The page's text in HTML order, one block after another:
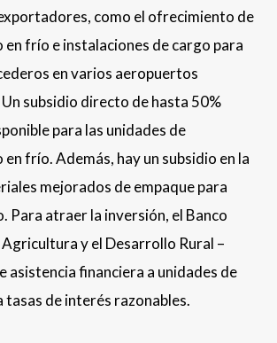
como el ofrecimiento de
en frío e instalaciones de cargo para
en varios aeropuertos
subsidio directo de hasta 50%
para las unidades de
frío. Además, hay un subsidio en la
mejorados de empaque para
Para atraer la inversión, el Banco
y el Desarrollo Rural –
asistencia financiera a unidades de
tasas de interés razonables.